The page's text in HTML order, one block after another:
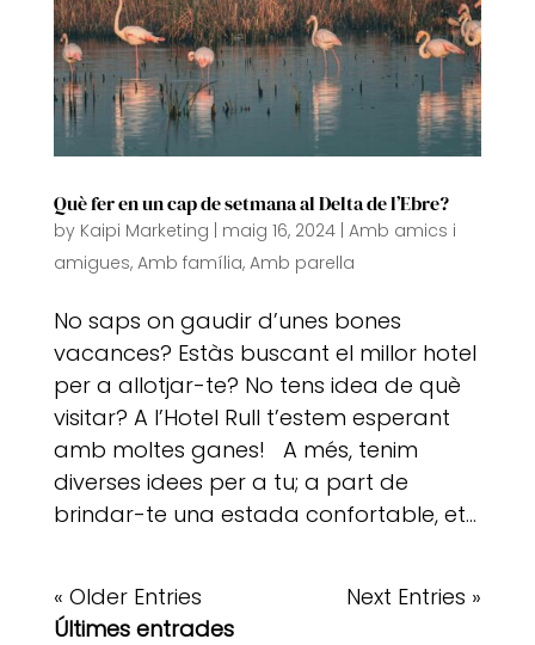
Què fer en un cap de setmana al Delta de l’Ebre?
by Kaipi Marketing | maig 16, 2024| Amb amics i
amigues, Amb família, Amb parella
No saps on gaudir d’unes bones
vacances? Estàs buscant el millor hotel
per a allotjar-te? No tens idea de què
visitar? A l’Hotel Rull t’estem esperant
amb moltes ganes! A més, tenim
diverses idees per a tu; a part de
brindar-te una estada confortable, et...
« Older Entries
Next Entries »
Últimes entrades